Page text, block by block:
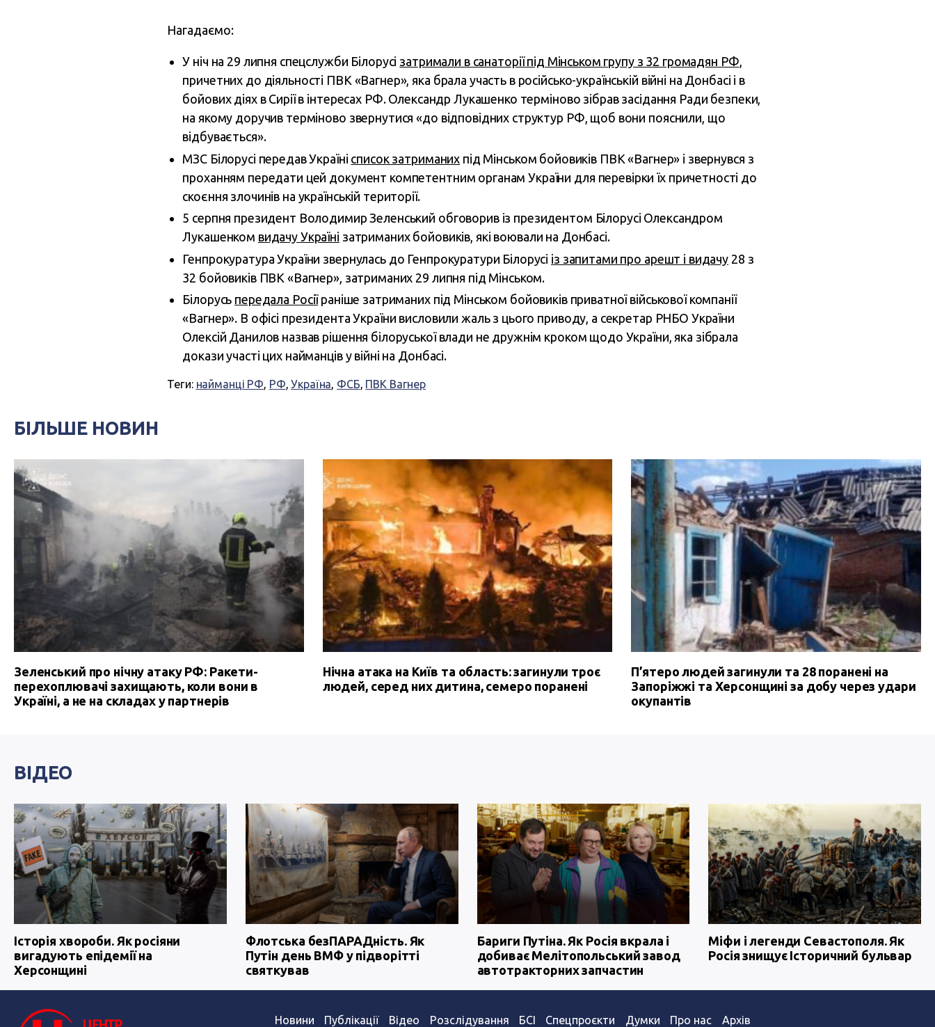
Нагадаємо:
У ніч на 29 липня спецслужби Білорусі затримали в санаторії під Мінськом групу з 32 громадян РФ,
причетних до діяльності ПВК «Вагнер», яка брала участь в російсько-українській війні на Донбасі і в
бойових діях в Сирії в інтересах РФ. Олександр Лукашенко терміново зібрав засідання Ради безпеки,
на якому доручив терміново звернутися «до відповідних структур РФ, щоб вони пояснили, що
відбувається».
МЗС Білорусі передав Україні список затриманих під Мінськом бойовиків ПВК «Вагнер» і звернувся з
проханням передати цей документ компетентним органам України для перевірки їх причетності до
скоєння злочинів на українській території.
5 серпня президент Володимир Зеленський обговорив із президентом Білорусі Олександром
Лукашенком видачу Україні затриманих бойовиків, які воювали на Донбасі.
Генпрокуратура України звернулась до Генпрокуратури Білорусі із запитами про арешт і видачу 28 з
32 бойовиків ПВК «Вагнер», затриманих 29 липня під Мінськом.
Білорусь передала Росіїраніше затриманих під Мінськом бойовиків приватної військової компанії
«Вагнер». В офісі президента України висловили жаль з цього приводу, а секретар РНБО України
Олексій Данилов назвав рішення білоруської влади не дружнім кроком щодо України, яка зібрала
докази участі цих найманців у війні на Донбасі.
Теги: найманці РФ, РФ,Україна, ФСБ, ПВК Вагнер
БІЛЬШЕ НОВИН
Зеленський про нічну атаку РФ: Ракети-
перехоплювачі захищають, коли вони в
Україні, а не на складах у партнерів
Нічна атака на Київ та область: загинули троє
людей, серед них дитина, семеро поранені
П’ятеро людей загинули та 28 поранені на
Запоріжжі та Херсонщині за добу через удари
окупантів
ВІДЕО
Історія хвороби. Як росіяни
вигадують епідемії на
Херсонщині
Флотська безПАРАДність. Як
Путін день ВМФ у підворітті
святкував
Бариги Путіна. Як Росія вкрала і
добиває Мелітопольський завод
автотракторних запчастин
Міфи і легенди Севастополя. Як
Росія знищує Історичний бульвар
Новини Публікації Відео Розслідування БСІ Спецпроєкти Думки Про нас Архів